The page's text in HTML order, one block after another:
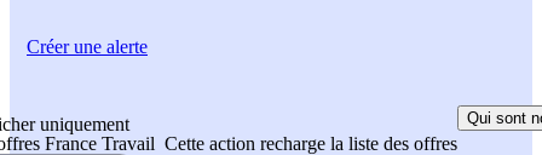
uniquement
France Travail Cette action recharge la liste des offres
Qui sont
Créer une alerte